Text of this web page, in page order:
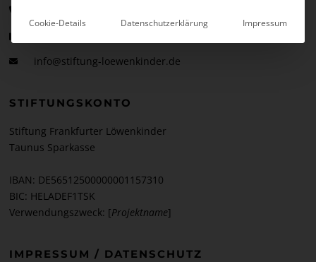
info@stiftung-loewenkinder.de
STIFTUNGSKONTO
Stiftung Frankfurter Löwenkinder
Taunus Sparkasse
IBAN: DE56512500000001157310
BIC: HELADEF1TSK
Verwendungszweck: [Projektname]
IMPRESSUM / DATENSCHUTZ
Cookie-Details Datenschutzerklärung Impressum